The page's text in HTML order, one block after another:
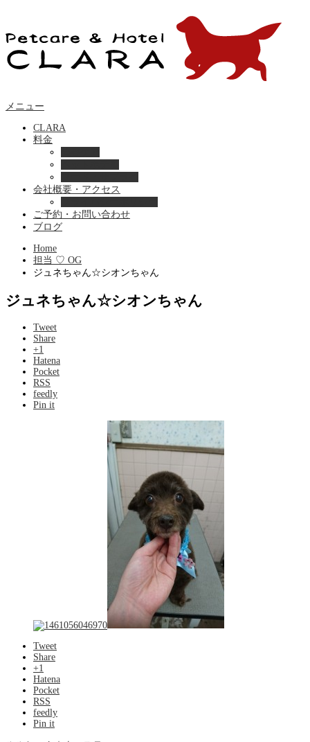
メニュー
CLARA
料金
会社概要・アクセス
ご予約・お問い合わせ
ブログ
Home
担当 ♡ OG
ジュネちゃん☆シオンちゃん
ジュネちゃん☆シオンちゃん
Tweet
Share
+1
Hatena
Pocket
RSS
feedly
Pin it
Tweet
Share
+1
Hatena
Pocket
RSS
feedly
Pin it